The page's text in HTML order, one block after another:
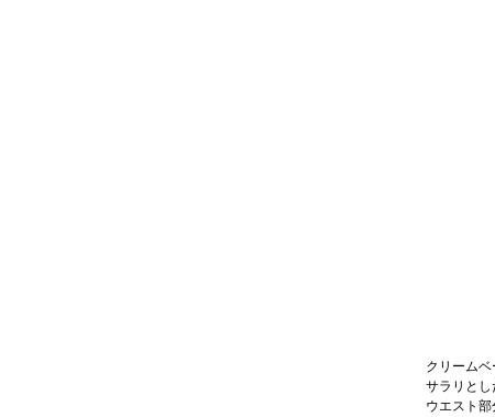
クリーム
サラリとし
ウエスト部